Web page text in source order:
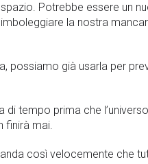
Potrebbe essere un
la nostra
possiamo già usarla per
tempo prima che
finirà mai.
così velocemente che